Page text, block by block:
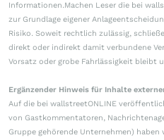
Informationen.Machen Leser die bei
zur Grundlage eigener
Risiko. Soweit rechtlich zulässig,
direkt oder indirekt damit verbundene
Vorsatz oder grobe Fahrlässigkeit bleibt
Ergänzender Hinweis für Inhalte
Auf die bei wallstreetONLINE
von Gastkommentatoren,
Gruppe gehörende Unternehmen)